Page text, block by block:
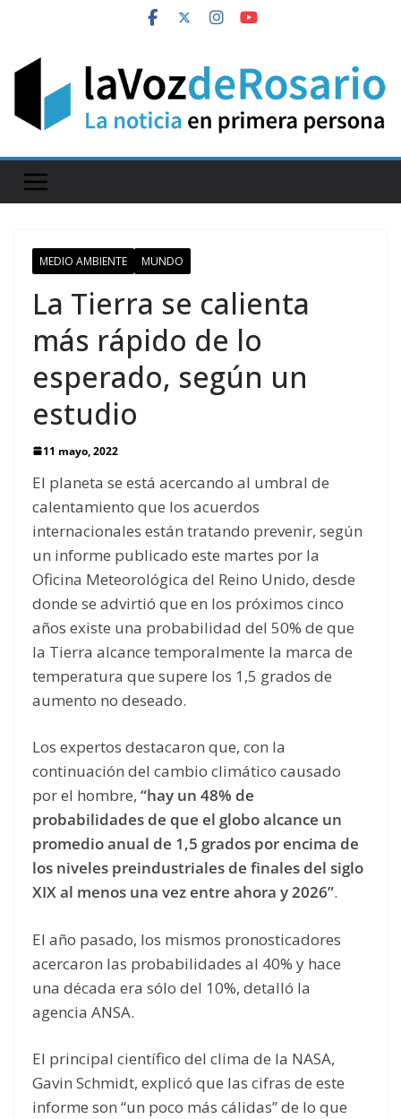
content
MEDIO AMBIENTE MUNDO
La Tierra se calienta
más rápido de lo
esperado, según un
estudio
11 mayo, 2022
El planeta se está acercando al umbral de
calentamiento que los acuerdos
internacionales están tratando prevenir, según
un informe publicado este martes por la
Oficina Meteorológica del Reino Unido, desde
donde se advirtió que en los próximos cinco
años existe una probabilidad del 50% de que
la Tierra alcance temporalmente la marca de
temperatura que supere los 1,5 grados de
aumento no deseado.
Los expertos destacaron que, con la
continuación del cambio climático causado
por el hombre, “hay un 48% de
probabilidades de que el globo alcance un
promedio anual de 1,5 grados por encima de
los niveles preindustriales de finales del siglo
XIX al menos una vez entre ahora y 2026”.
El año pasado, los mismos pronosticadores
acercaron las probabilidades al 40% y hace
una década era sólo del 10%, detalló la
agencia ANSA.
El principal científico del clima de la NASA,
Gavin Schmidt, explicó que las cifras de este
informe son “un poco más cálidas” de lo que